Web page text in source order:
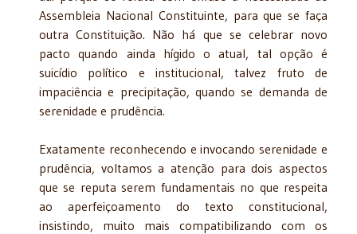
Assembleia Nacional Constituinte, para que se faça
outra Constituição. Não há que se celebrar novo
pacto quando ainda hígido o atual, tal opção é
suicídio político e institucional, talvez fruto de
impaciência e precipitação, quando se demanda de
serenidade e prudência.
Exatamente reconhecendo e invocando serenidade e
prudência, voltamos a atenção para dois aspectos
que se reputa serem fundamentais no que respeita
ao aperfeiçoamento do texto constitucional,
insistindo, muito mais compatibilizando com os